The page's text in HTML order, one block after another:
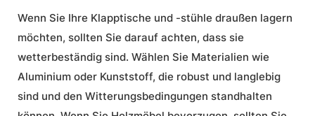
Wenn Sie Ihre Klapptische und -stühle draußen lagern
möchten, sollten Sie darauf achten, dass sie
wetterbeständig sind. Wählen Sie Materialien wie
Aluminium oder Kunststoff, die robust und langlebig
sind und den Witterungsbedingungen standhalten